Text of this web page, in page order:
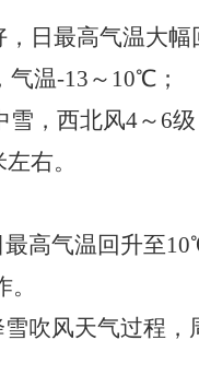
，日最高气温大
气温-13～10℃；
雪，西北风4～6
右。
高气温回升至
吹风天气过程